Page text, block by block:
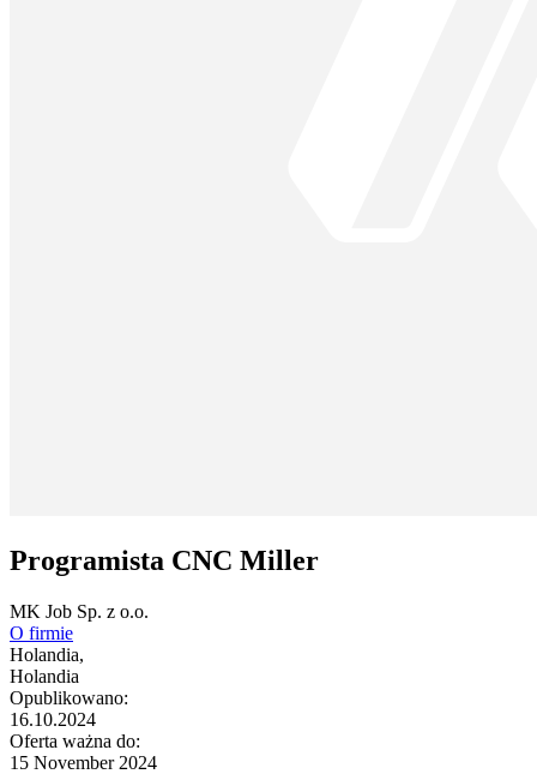
Programista CNC Miller
MK Job Sp. z o.o.
O firmie
Holandia,
Holandia
Opublikowano:
16.10.2024
Oferta ważna do:
15 November 2024